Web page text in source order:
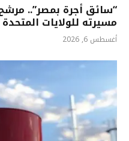
“سائق أجرة بمصر”..
مسيرته للولايات المتحدة
أغسطس 6, 2026